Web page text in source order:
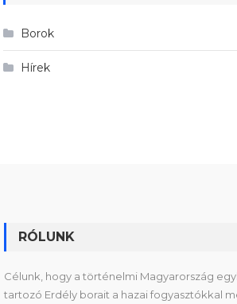
Borok
Hírek
RÓLUNK
Célunk, hogy a történelmi Magyarország
tartozó Erdély borait a hazai fogyasztókkal